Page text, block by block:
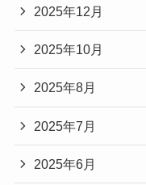
2025年12月
2025年10月
2025年8月
2025年7月
2025年6月